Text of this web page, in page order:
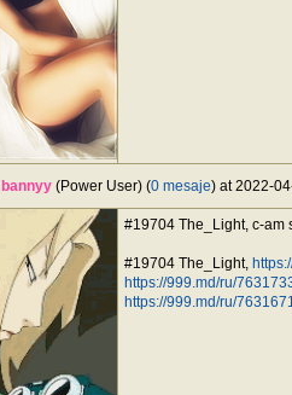
bannyy (Power User) (0 mesaje) at 2022-
#19704 The_Light, c-am
#19704 The_Light,
https://999.md/ru/
https://999.md/ru/